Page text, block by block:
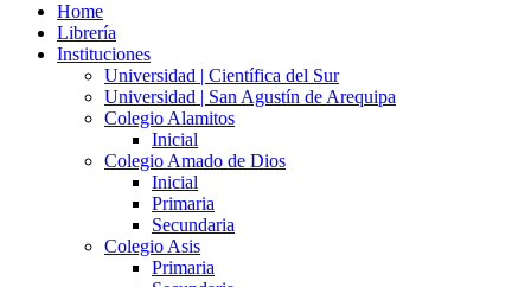
Home
Librería
Instituciones
Universidad | Científica del Sur
Universidad | San Agustín de Arequipa
Colegio Alamitos
Inicial
Colegio Amado de Dios
Inicial
Primaria
Secundaria
Colegio Asis
Primaria